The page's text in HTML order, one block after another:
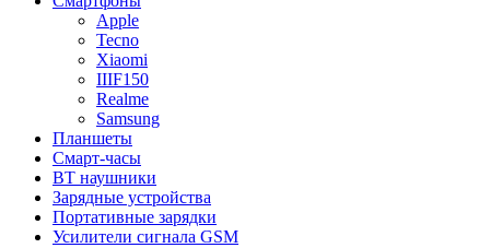
Apple
Tecno
Xiaomi
IIIF150
Realme
Samsung
Планшеты
Смарт-часы
BT наушники
Зарядные устройства
Портативные зарядки
Усилители сигнала GSM